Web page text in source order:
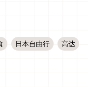
日本自由行 高达